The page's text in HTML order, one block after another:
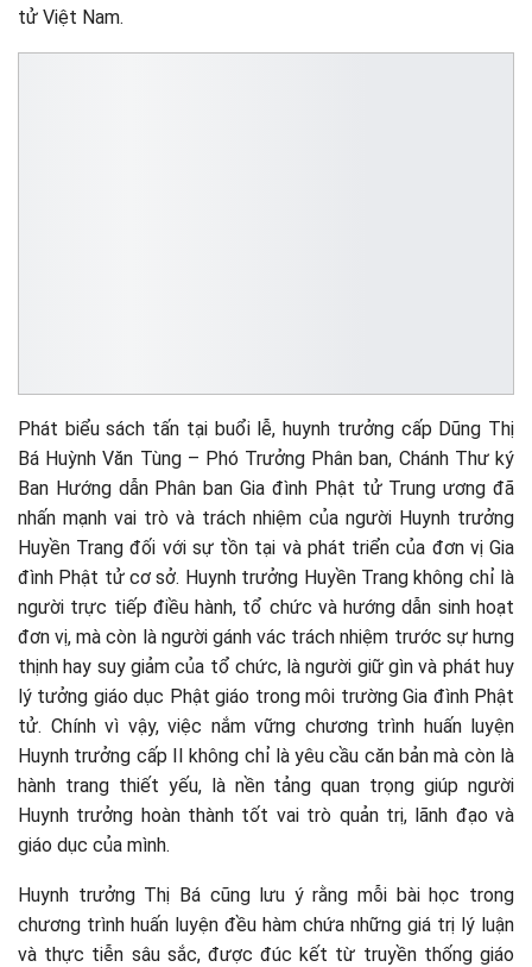
tử Việt Nam.
Phát biểu sách tấn tại buổi lễ, huynh trưởng cấp Dũng Thị
Bá Huỳnh Văn Tùng – Phó Trưởng Phân ban, Chánh Thư ký
Ban Hướng dẫn Phân ban Gia đình Phật tử Trung ương đã
nhấn mạnh vai trò và trách nhiệm của người Huynh trưởng
Huyền Trang đối với sự tồn tại và phát triển của đơn vị Gia
đình Phật tử cơ sở. Huynh trưởng Huyền Trang không chỉ là
người trực tiếp điều hành, tổ chức và hướng dẫn sinh hoạt
đơn vị, mà còn là người gánh vác trách nhiệm trước sự hưng
thịnh hay suy giảm của tổ chức, là người giữ gìn và phát huy
lý tưởng giáo dục Phật giáo trong môi trường Gia đình Phật
tử. Chính vì vậy, việc nắm vững chương trình huấn luyện
Huynh trưởng cấp II không chỉ là yêu cầu căn bản mà còn là
hành trang thiết yếu, là nền tảng quan trọng giúp người
Huynh trưởng hoàn thành tốt vai trò quản trị, lãnh đạo và
giáo dục của mình.
Huynh trưởng Thị Bá cũng lưu ý rằng mỗi bài học trong
chương trình huấn luyện đều hàm chứa những giá trị lý luận
và thực tiễn sâu sắc, được đúc kết từ truyền thống giáo